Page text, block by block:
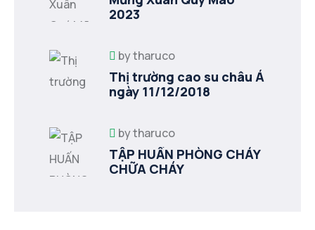
2023
bytharuco
Thị trường cao su châu Á
ngày 11/12/2018
bytharuco
TẬP HUẤN PHÒNG CHÁY
CHỮA CHÁY